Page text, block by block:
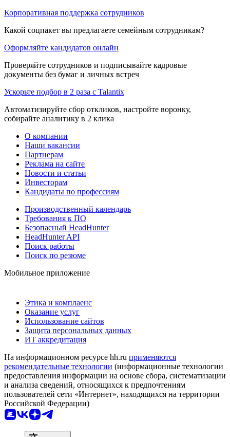
Корпоративная поддержка сотрудников
Какой соцпакет вы предлагаете семейным сотрудникам?
Оформляйте кандидатов онлайн
Проверяйте сотрудников и подписывайте кадровые
документы без бумаг и личных встреч
Ускорьте подбор в 2 раза с Talantix
Автоматизируйте сбор откликов, настройте воронку,
собирайте аналитику в 2 клика
О компании
Наши вакансии
Партнерам
Реклама на сайте
Новости и статьи
Инвесторам
Кандидаты по профессиям
Производственный календарь
Требования к ПО
Безопасный HeadHunter
HeadHunter API
Поиск работы
Поиск по резюме
Мобильное приложение
Этика и комплаенс
Оказание услуг
Использование сайтов
Защита персональных данных
ИТ аккредитация
На информационном ресурсе hh.ru применяются
рекомендательные технологии (информационные технологии
предоставления информации на основе сбора, систематизации
и анализа сведений, относящихся к предпочтениям
пользователей сети «Интернет», находящихся на территории
Российской Федерации)